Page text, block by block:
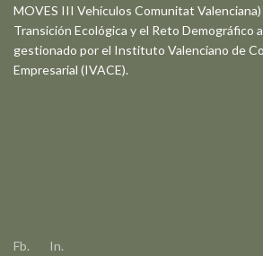
MOVES III Vehículos Comunitat
Transición Ecológica y el Reto Demográfico
gestionado por el Instituto Valenciano de
Empresarial (IVACE).
Fb.
In.